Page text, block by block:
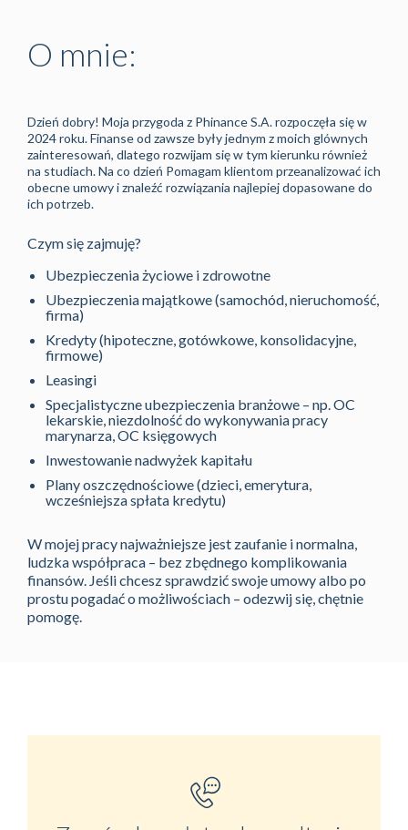
O mnie:
Dzień dobry! Moja przygoda z Phinance S.A. rozpoczęła się w
2024 roku. Finanse od zawsze były jednym z moich glównych
zainteresowań, dlatego rozwijam się w tym kierunku również
na studiach. Na co dzień Pomagam klientom przeanalizować ich
obecne umowy i znaleźć rozwiązania najlepiej dopasowane do
ich potrzeb.
Czym się zajmuję?
Ubezpieczenia życiowe i zdrowotne
Ubezpieczenia majątkowe (samochód, nieruchomość,
firma)
Kredyty (hipoteczne, gotówkowe, konsolidacyjne,
firmowe)
Leasingi
Specjalistyczne ubezpieczenia branżowe – np. OC
lekarskie, niezdolność do wykonywania pracy
marynarza, OC księgowych
Inwestowanie nadwyżek kapitału
Plany oszczędnościowe (dzieci, emerytura,
wcześniejsza spłata kredytu)
W mojej pracy najważniejsze jest zaufanie i normalna,
ludzka współpraca – bez zbędnego komplikowania
finansów. Jeśli chcesz sprawdzić swoje umowy albo po
prostu pogadać o możliwościach – odezwij się, chętnie
pomogę.